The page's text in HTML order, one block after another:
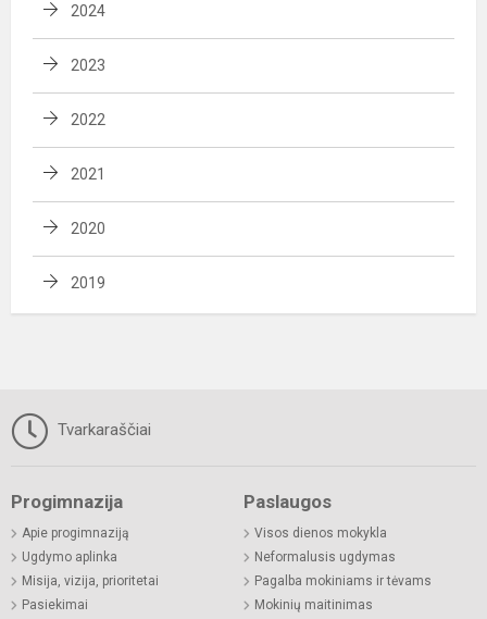
2024
2023
2022
2021
2020
2019
Tvarkaraščiai
Progimnazija
Apie progimnaziją
Ugdymo aplinka
Misija, vizija, prioritetai
Pasiekimai
Paslaugos
Visos dienos mokykla
Neformalusis ugdymas
Pagalba mokiniams ir tėvams
Mokinių maitinimas